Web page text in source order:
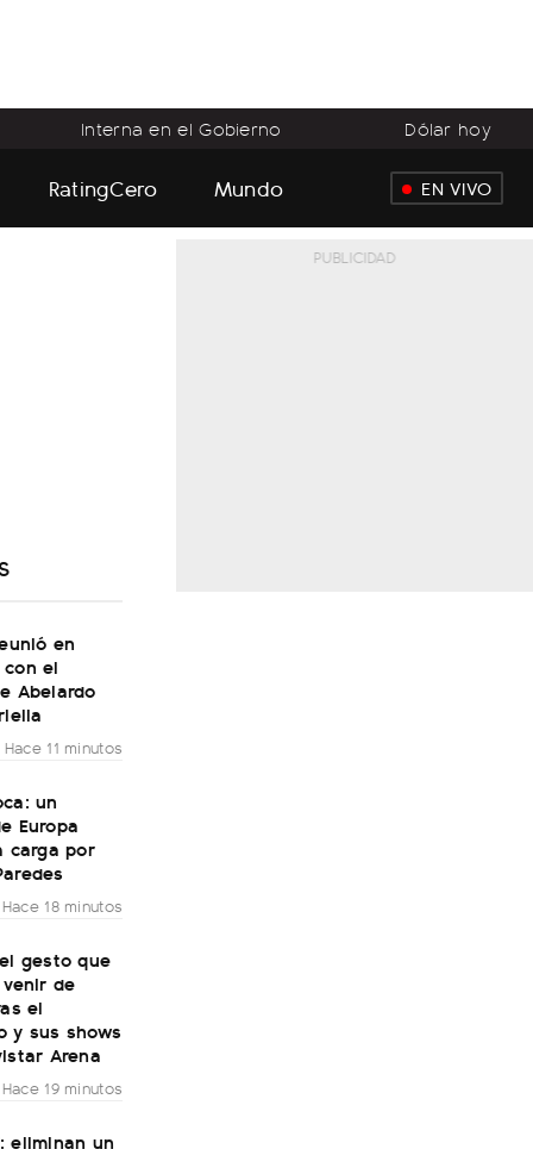
Interna en el Gobierno Dólar hoy
RatingCero Mundo EN VIVO
en
el
Abelardo
Hace 11 minutos
un
Europa
carga por
Hace 18 minutos
gesto que
de
el
y sus shows
Arena
Hace 19 minutos
eliminan un